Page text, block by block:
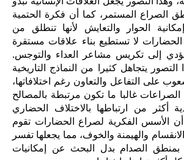
الصراع المستمر، كما أن فكرة الحتمية
الحوار والتعايش لأنها تنطلق من
لا تستطيع بناء علاقات مستقرة
يؤدي إلى تكريس مشاعر العداء والتوجس.
يتجاهل كثيرا من النماذج التاريخية
على التفاعل والتعاون رغم اختلافاتها،
غالبا ما تكون مرتبطة بالمصالح
أكثر من ارتباطها بالاختلاف الحضاري
الأسس الفكرية لصراع الحضارات تقوم
والهيمنة والخوف، مما يجعلها تفسر
بمنطق الصدام بدل البحث عن إمكانيات